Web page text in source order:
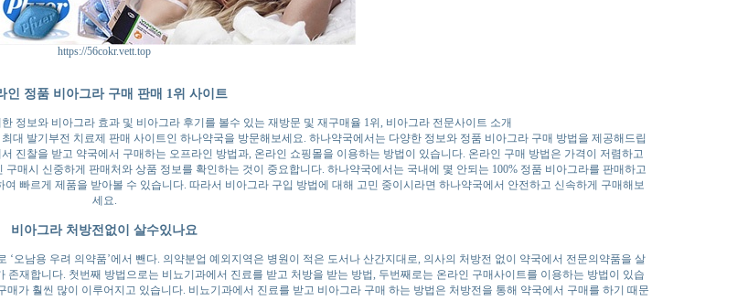
https://56cokr.vett.top
인 정품 비아그라 구매 판매 1위 사이트
정보와 비아그라 효과 및 비아그라 후기를 볼수 있는 재방문 및 재구매율 1위, 비아그라 전문사이트 소개
발기부전 치료제 판매 사이트인 하나약국을 방문해보세요. 하나약국에서는 다양한 정보와 정품 비아그라 구매 방법을 제공해드립
진찰을 받고 약국에서 구매하는 오프라인 방법과, 온라인 쇼핑몰을 이용하는 방법이 있습니다. 온라인 구매 방법은 가격이 저렴하고
매시 신중하게 판매처와 상품 정보를 확인하는 것이 중요합니다. 하나약국에서는 국내에 몇 안되는 100% 정품 비아그라를 판매하고
빠르게 제품을 받아볼 수 있습니다. 따라서 비아그라 구입 방법에 대해 고민 중이시라면 하나약국에서 안전하고 신속하게 구매해보
세요.
비아그라 처방전없이 살수있나요
오남용 우려 의약품’에서 뺀다. 의약분업 예외지역은 병원이 적은 도서나 산간지대로, 의사의 처방전 없이 약국에서 전문의약품을 살
재합니다. 첫번째 방법으로는 비뇨기과에서 진료를 받고 처방을 받는 방법, 두번째로는 온라인 구매사이트를 이용하는 방법이 있습
가 훨씬 많이 이루어지고 있습니다. 비뇨기과에서 진료를 받고 비아그라 구매 하는 방법은 처방전을 통해 약국에서 구매를 하기 때문